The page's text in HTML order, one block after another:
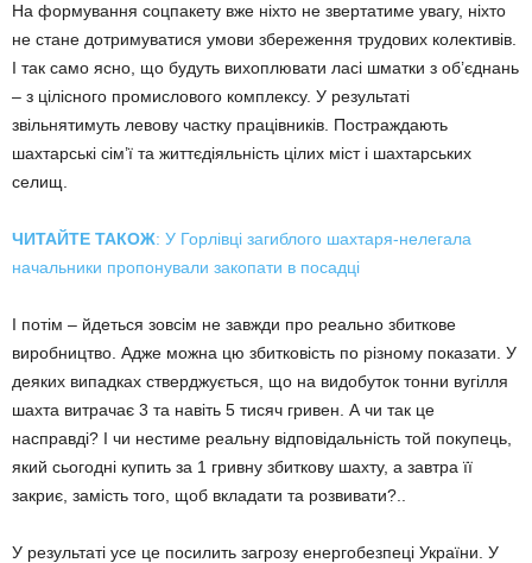
На формування соцпакету вже ніхто не звертатиме увагу, ніхто
не стане дотримуватися умови збереження трудових колективів.
І так само ясно, що будуть вихоплювати ласі шматки з об’єднань
– з цілісного промислового комплексу. У результаті
звільнятимуть левову частку працівників. Постраждають
шахтарські сім’ї та життєдіяльність цілих міст і шахтарських
селищ.
ЧИТАЙТЕ ТАКОЖ: У Горлівці загиблого шахтаря-нелегала
начальники пропонували закопати в посадці
І потім – йдеться зовсім не завжди про реально збиткове
виробництво. Адже можна цю збитковість по різному показати. У
деяких випадках стверджується, що на видобуток тонни вугілля
шахта витрачає 3 та навіть 5 тисяч гривен. А чи так це
насправді? І чи нестиме реальну відповідальність той покупець,
який сьогодні купить за 1 гривну збиткову шахту, а завтра її
закриє, замість того, щоб вкладати та розвивати?..
У результаті усе це посилить загрозу енергобезпеці України. У